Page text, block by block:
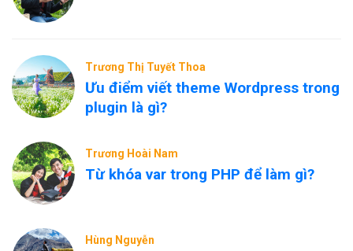
Trương Thị Tuyết Thoa
Ưu điểm viết theme Wordpress trong
plugin là gì?
Trương Hoài Nam
Từ khóa var trong PHP để làm gì?
Hùng Nguyễn